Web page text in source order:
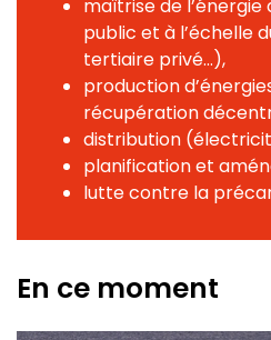
maîtrise de
public et à l’échelle
tertiaire privé...),
production
récupération
distribution
planification et
lutte contre la
En ce moment